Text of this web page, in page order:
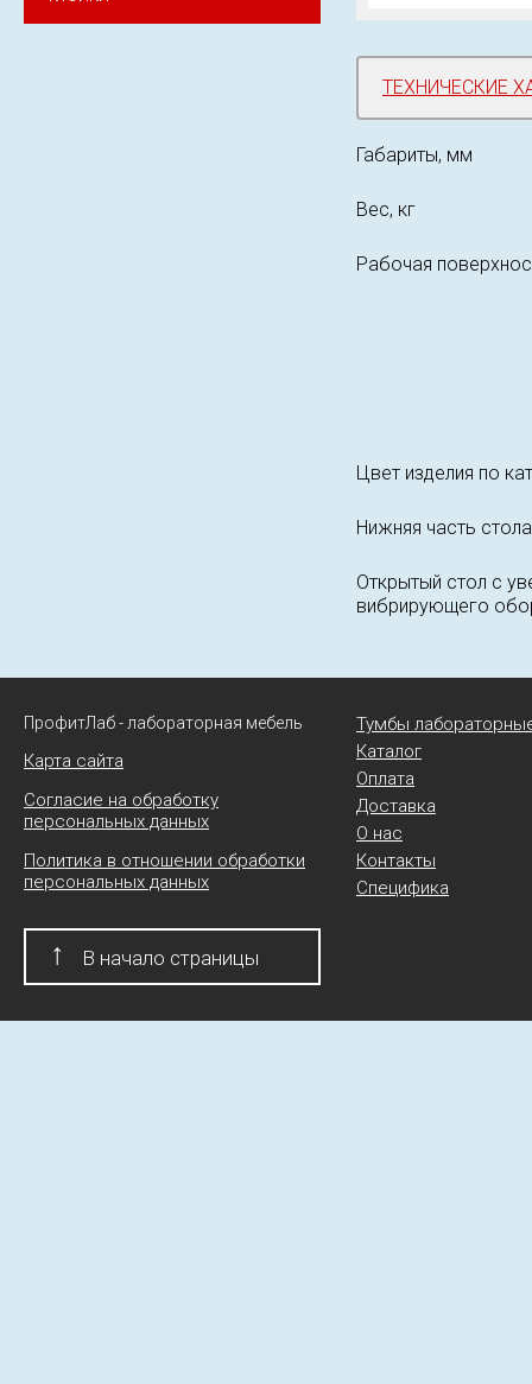
ТЕХНИЧЕСКИЕ
Габариты, мм
Вес, кг
Рабочая
Цвет изделия по
Нижняя часть стола
Открытый стол с
вибрирующего
ПрофитЛаб - лабораторная мебель
Карта сайта
Согласие на обработку
персональных данных
Политика в отношении обработки
персональных данных
↑ В начало страницы
Тумбы
Каталог
Оплата
Доставка
О нас
Контакты
Специфика